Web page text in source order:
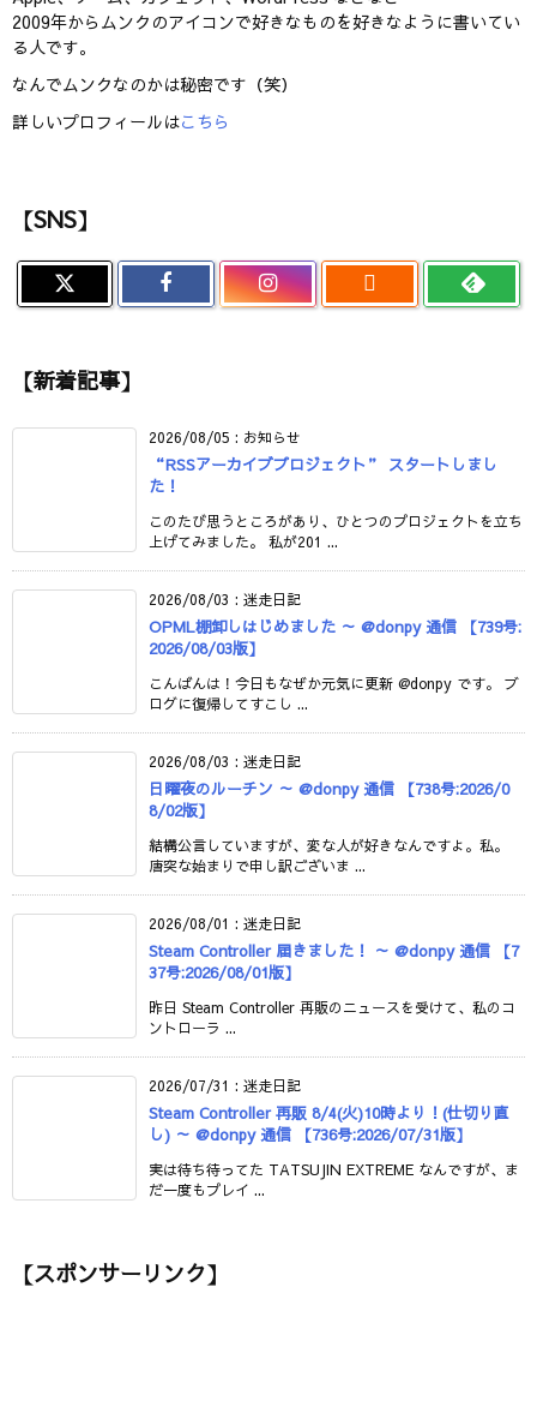
2009年からムンクのアイコンで好きなものを好きなように書いてい
る人です。
なんでムンクなのかは秘密です（笑）
詳しいプロフィールはこちら
【SNS】

【新着記事】
2026/08/05 : お知らせ
“RSSアーカイブプロジェクト” スタートしまし
た！
このたび思うところがあり、ひとつのプロジェクトを立ち
上げてみました。 私が201 ...
2026/08/03 : 迷走日記
OPML棚卸しはじめました ～ @donpy 通信 【739号:
2026/08/03版】
こんばんは！今日もなぜか元気に更新 @donpy です。 ブ
ログに復帰してすこし ...
2026/08/03 : 迷走日記
日曜夜のルーチン ～ @donpy 通信 【738号:2026/0
8/02版】
結構公言していますが、変な人が好きなんですよ。私。
唐突な始まりで申し訳ございま ...
2026/08/01 : 迷走日記
Steam Controller 届きました！ ～ @donpy 通信 【7
37号:2026/08/01版】
昨日 Steam Controller 再販のニュースを受けて、私のコ
ントローラ ...
2026/07/31 : 迷走日記
Steam Controller 再販 8/4(火)10時より！(仕切り直
し) ～ @donpy 通信 【736号:2026/07/31版】
実は待ち待ってた TATSUJIN EXTREME なんですが、ま
だ一度もプレイ ...
【スポンサーリンク】